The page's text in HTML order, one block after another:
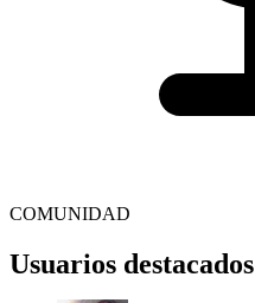
COMUNIDAD
Usuarios